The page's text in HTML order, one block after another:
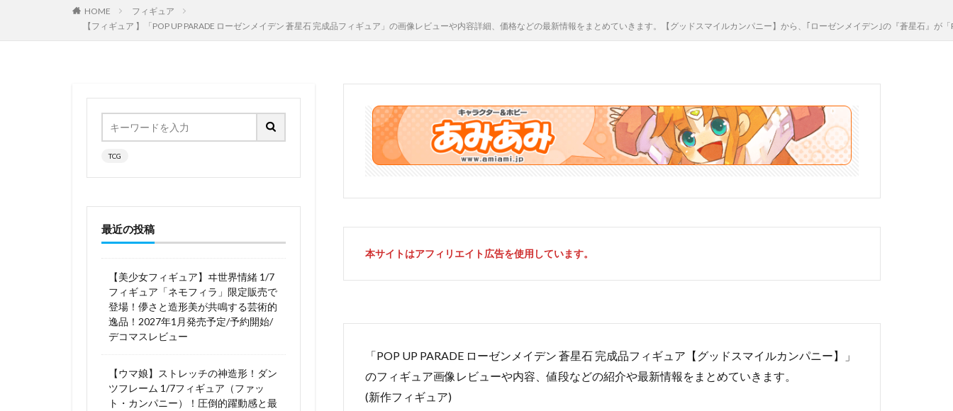
HOME
フィギュア
【フィギュア 】「POP UP PARADE ローゼンメイデン 蒼星石 完成品フィギュア」の画像レビューや内容詳細、価格などの最新情報をまとめていきます。【グッドスマイルカンパニー】から、｢ローゼンメイデン｣の『蒼星石
本サイトはアフィリエイト広告を使用しています。
「POP UP PARADE ローゼンメイデン 蒼星石 完成品フィギュア【グッドスマイルカンパニー】」
のフィギュア画像レビューや内容、値段などの紹介や最新情報をまとめていきます。
(新作フィギュア)
TCG
最近の投稿
【美少女フィギュア】ヰ世界情緒 1/7
フィギュア「ネモフィラ」限定販売で
登場！儚さと造形美が共鳴する芸術的
逸品！2027年1月発売予定/予約開始/
デコマスレビュー
【ウマ娘】ストレッチの神造形！ダン
ツフレーム 1/7フィギュア（ファッ
ト・カンパニー）！圧倒的躍動感と最